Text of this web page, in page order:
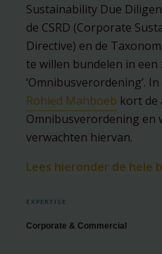
Sustainability Due
de CSRD (Corporate
Directive) en de
te willen bundelen in een
‘Omnibusverordening’.
Rohied Mahboeb kort de
Omnibusverordening en
verwachten hiervan.
Lees hieronder de hele
EXPERTISE
Corporate & Commercial